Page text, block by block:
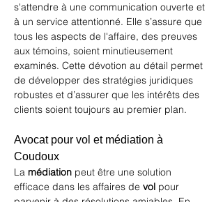
s'attendre à une communication ouverte et
à un service attentionné. Elle s’assure que
tous les aspects de l'affaire, des preuves
aux témoins, soient minutieusement
examinés. Cette dévotion au détail permet
de développer des stratégies juridiques
robustes et d’assurer que les intérêts des
clients soient toujours au premier plan.
Avocat pour vol et médiation à
Coudoux
La médiation peut être une solution
efficace dans les affaires de vol pour